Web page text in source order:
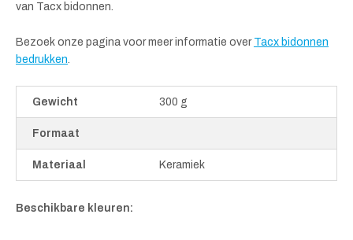
van Tacx bidonnen.
Bezoek onze pagina voor meer informatie over Tacx bidonnen
bedrukken
Gewicht 300 g
Formaat
Materiaal Keramiek
Beschikbare kleuren: